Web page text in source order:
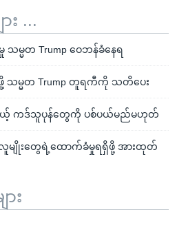
...
မ္မတ Trump ဝေဘန်ခံနေရ
မ္မတ Trump တူရကီကို သတိပေး
ယ့် ကဒ်သူပုန်တွေကို ပစ်ပယ်မည်မဟုတ်
မျိုးတွေရဲ့ထောက်ခံမှုရရှိဖို့ အားထုတ်
း